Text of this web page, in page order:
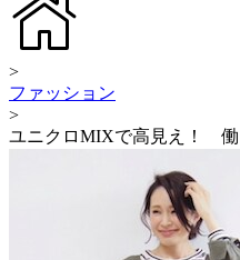
>
ファッション
>
ユニクロMIXで高見え！ 働